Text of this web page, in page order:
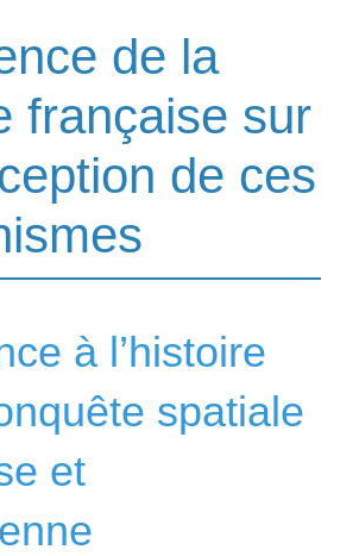
de la
française sur
de ces
à l’histoire
spatiale
et